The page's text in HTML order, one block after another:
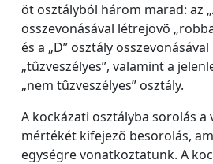
öt osztályból három marad: az
összevonásával létrejövõ
és a „D” osztály
„tûzveszélyes”, valamint a
„nem tûzveszélyes” osztály.
A kockázati osztályba sorolás a
mértékét kifejezõ besorolás,
egységre vonatkoztatunk. A